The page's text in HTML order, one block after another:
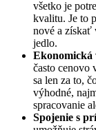
všetko je
kvalitu. Je to
nové a získať
jedlo.
Ekonomická
často cenovo
sa len za to,
výhodné,
spracovanie
Spojenie s